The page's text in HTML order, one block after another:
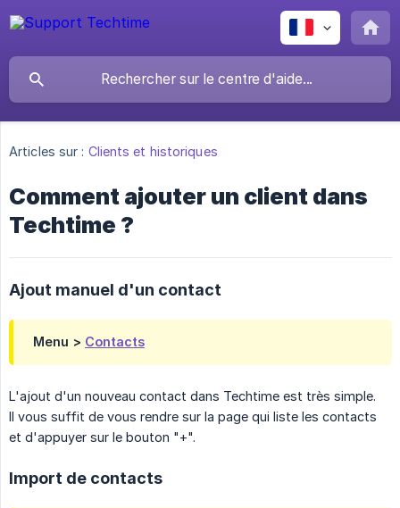
Articles sur : Clients et historiques
Comment ajouter un client dans
Techtime ?
Ajout manuel d'un contact
Menu > Contacts
L'ajout d'un nouveau contact dans Techtime est très simple.
Il vous suffit de vous rendre sur la page qui liste les contacts
et d'appuyer sur le bouton "+".
Import de contacts